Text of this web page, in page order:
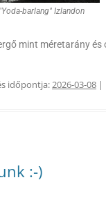
barlang" Izlandon
mint méretarány és
időpontja:2026-03-08 |
:-)